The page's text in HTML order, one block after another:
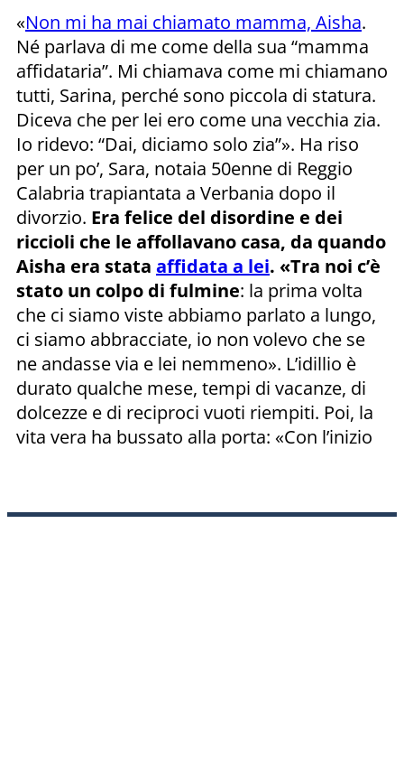
«Non mi ha mai chiamato mamma, Aisha.
Né parlava di me come della sua “mamma
affidataria”. Mi chiamava come mi chiamano
tutti, Sarina, perché sono piccola di statura.
Diceva che per lei ero come una vecchia zia.
Io ridevo: “Dai, diciamo solo zia”». Ha riso
per un po’, Sara, notaia 50enne di Reggio
Calabria trapiantata a Verbania dopo il
divorzio. Era felice del disordine e dei
riccioli che le affollavano casa, da quando
Aisha era stata affidata a lei. «Tra noi c’è
stato un colpo di fulmine: la prima volta
che ci siamo viste abbiamo parlato a lungo,
ci siamo abbracciate, io non volevo che se
ne andasse via e lei nemmeno». L’idillio è
durato qualche mese, tempi di vacanze, di
dolcezze e di reciproci vuoti riempiti. Poi, la
vita vera ha bussato alla porta: «Con l’inizio